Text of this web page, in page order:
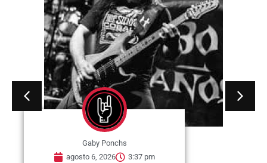
Gaby Ponchs
agosto 6, 2026
3:37 pm